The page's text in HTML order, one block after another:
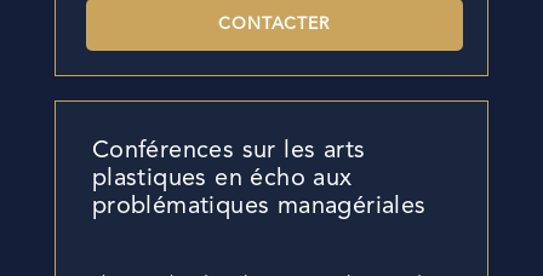
CONTACTER
Conférences sur les arts
plastiques en écho aux
problématiques managériales